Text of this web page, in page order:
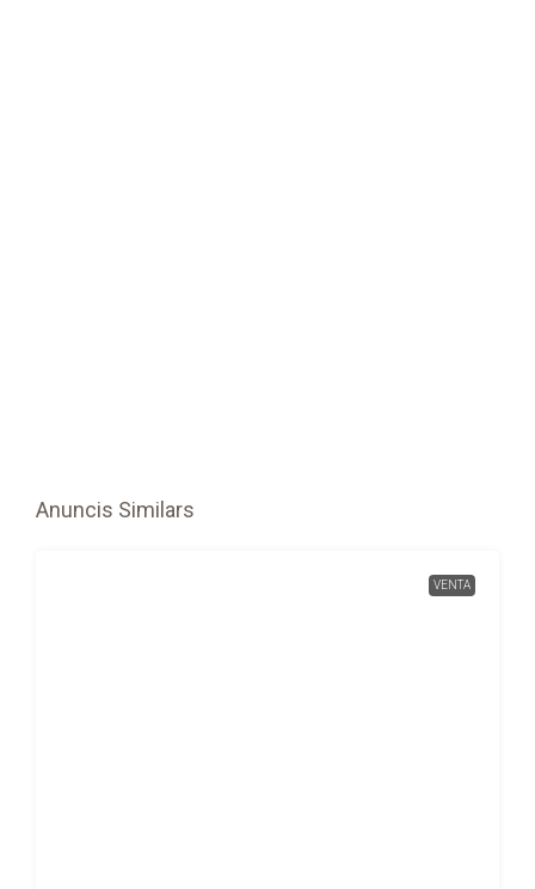
Anuncis Similars
VENTA